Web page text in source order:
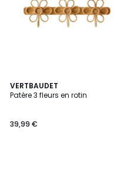
VERTBAUDET
Patère 3 fleurs en rotin
39,99 €